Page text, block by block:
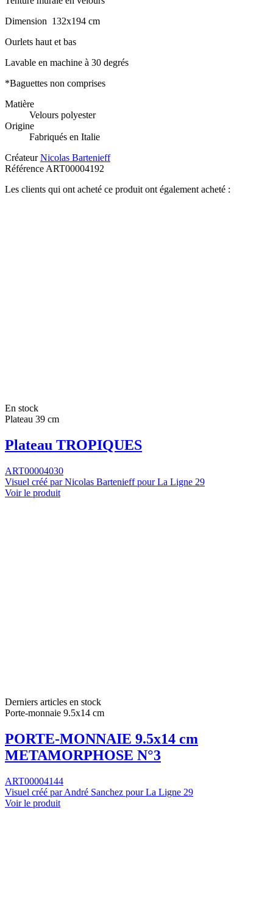
Dimension 132x194 cm
Ourlets haut et bas
Lavable en machine à 30 degrés
*Baguettes non comprises
Matière
Velours polyester
Origine
Fabriqués en Italie
Créateur Nicolas Bartenieff
RéférenceART00004192
Les clients qui ont acheté ce produit ont également acheté :
En stock
Plateau 39 cm
Plateau TROPIQUES
ART00004030
Visuel créé par Nicolas Bartenieff pour La Ligne 29
Voir le produit
Derniers articles en stock
Porte-monnaie 9.5x14 cm
PORTE-MONNAIE 9.5x14 cm
METAMORPHOSE N°3
ART00004144
Visuel créé par André Sanchez pour La Ligne 29
Voir le produit